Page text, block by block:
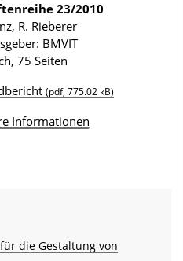
23/2010
R. Rieberer
BMVIT
75 Seiten
(pdf, 775.02 kB)
Informationen
die Gestaltung von